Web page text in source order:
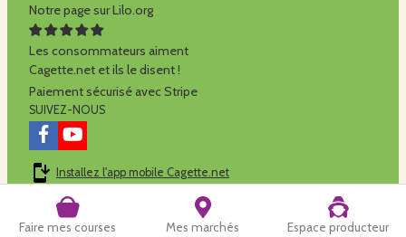
Faire mes courses Mes marchés Espace producteur
Notre page sur Lilo.org
Les consommateurs aiment
Cagette.net et ils le disent !
Paiement sécurisé avec Stripe
SUIVEZ-NOUS
Installez l'app mobile Cagette.net
Cagette.net est réalisé par la SCOP Alilo